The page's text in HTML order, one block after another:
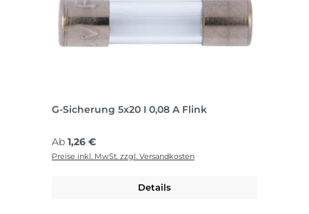
G-Sicherung 5x20 I 0,08 A Flink
Regulärer Preis:
Ab 1,26 €
Preise inkl. MwSt. zzgl. Versandkosten
Details